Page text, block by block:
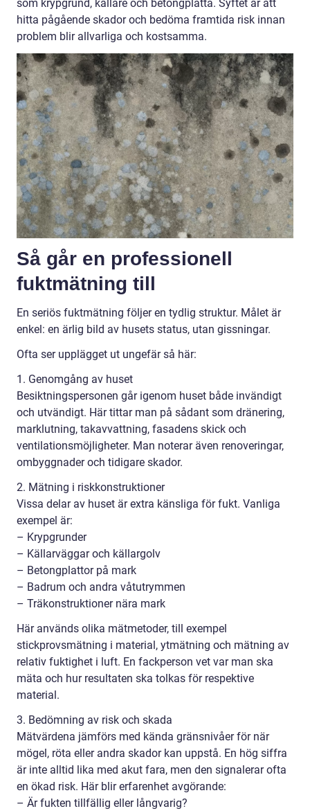
som krypgrund, källare och betongplatta. Syftet är att
hitta pågående skador och bedöma framtida risk innan
problem blir allvarliga och kostsamma.
Så går en professionell
fuktmätning till
En seriös fuktmätning följer en tydlig struktur. Målet är
enkel: en ärlig bild av husets status, utan gissningar.
Ofta ser upplägget ut ungefär så här:
1. Genomgång av huset
Besiktningspersonen går igenom huset både invändigt
och utvändigt. Här tittar man på sådant som dränering,
marklutning, takavvattning, fasadens skick och
ventilationsmöjligheter. Man noterar även renoveringar,
ombyggnader och tidigare skador.
2. Mätning i riskkonstruktioner
Vissa delar av huset är extra känsliga för fukt. Vanliga
exempel är:
– Krypgrunder
– Källarväggar och källargolv
– Betongplattor på mark
– Badrum och andra våtutrymmen
– Träkonstruktioner nära mark
Här används olika mätmetoder, till exempel
stickprovsmätning i material, ytmätning och mätning av
relativ fuktighet i luft. En fackperson vet var man ska
mäta och hur resultaten ska tolkas för respektive
material.
3. Bedömning av risk och skada
Mätvärdena jämförs med kända gränsnivåer för när
mögel, röta eller andra skador kan uppstå. En hög siffra
är inte alltid lika med akut fara, men den signalerar ofta
en ökad risk. Här blir erfarenhet avgörande:
– Är fukten tillfällig eller långvarig?